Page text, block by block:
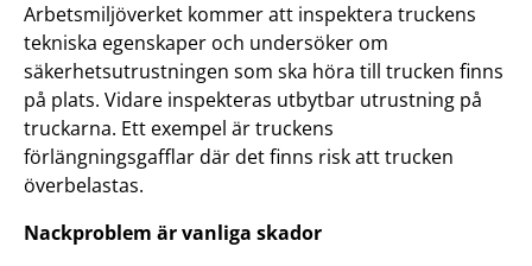
Arbetsmiljöverket kommer att inspektera truckens
tekniska egenskaper och undersöker om
säkerhetsutrustningen som ska höra till trucken finns
på plats. Vidare inspekteras utbytbar utrustning på
truckarna. Ett exempel är truckens
förlängningsgafflar där det finns risk att trucken
överbelastas.
Nackproblem är vanliga skador